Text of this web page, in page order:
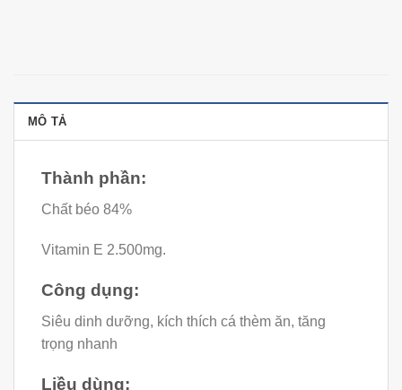
MÔ TẢ
Thành phần:
Chất béo 84%
Vitamin E 2.500mg.
Công dụng:
Siêu dinh dưỡng, kích thích cá thèm ăn, tăng
trọng nhanh
Liều dùng: